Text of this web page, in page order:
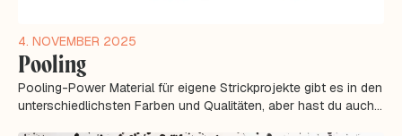
4. NOVEMBER 2025
Pooling
Pooling-Power Material für eigene Strickprojekte gibt es in den
unterschiedlichsten Farben und Qualitäten, aber hast du auch